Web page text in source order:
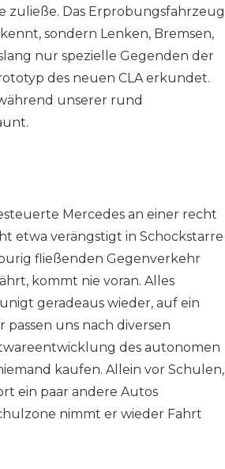
zuließe. Das Erprobungsfahrzeug
sondern Lenken, Bremsen,
nur spezielle Gegenden der
des neuen CLA erkundet.
unserer rund
Mercedes an einer recht
etwa verängstigt in Schockstarre
fließenden Gegenverkehr
kommt nie voran. Alles
geradeaus wieder, auf ein
uns nach diversen
des autonomen
kaufen. Allein vor Schulen,
ein paar andere Autos
nimmt er wieder Fahrt